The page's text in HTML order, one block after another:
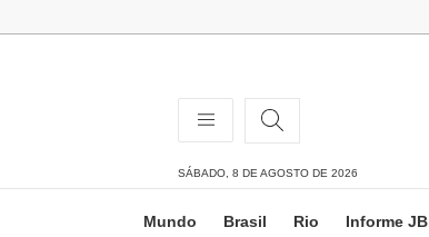
SÁBADO, 8 DE AGOSTO DE 2026
Mundo Brasil Rio Informe JB